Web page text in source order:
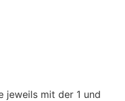
jeweils mit der 1 und